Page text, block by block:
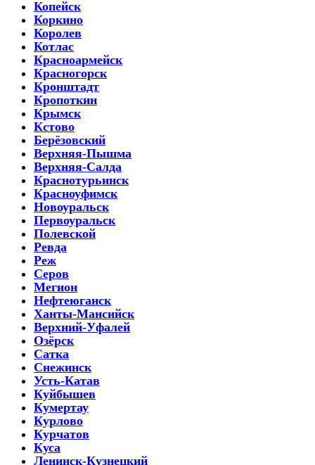
Копейск
Коркино
Королев
Котлас
Красноармейск
Красногорск
Кронштадт
Кропоткин
Крымск
Кстово
Берёзовский
Верхняя-Пышма
Верхняя-Салда
Краснотурьинск
Красноуфимск
Новоуральск
Первоуральск
Полевской
Ревда
Реж
Серов
Мегион
Нефтеюганск
Ханты-Мансийск
Верхний-Уфалей
Озёрск
Сатка
Снежинск
Усть-Катав
Куйбышев
Кумертау
Курлово
Курчатов
Куса
Ленинск-Кузнецкий